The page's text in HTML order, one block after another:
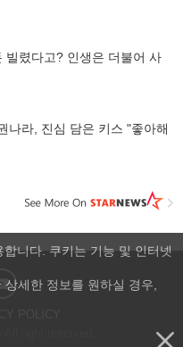
빌렸다고? 인생은 더불어 사
나라, 진심 담은 키스 "좋아해
니다. 쿠키는 기능 및 인터넷
세한 정보를 원하실 경우,